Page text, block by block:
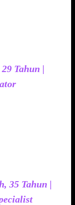
29 Tahun |
35 Tahun |